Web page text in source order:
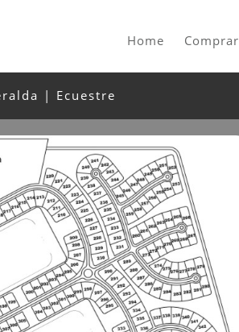
Home Comprar
| Ecuestre